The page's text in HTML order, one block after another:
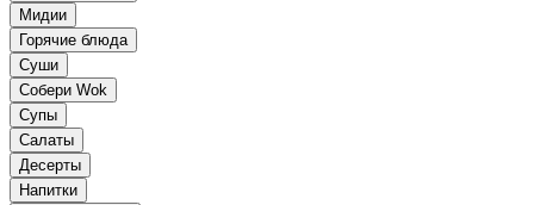
Мидии
Горячие блюда
Суши
Собери Wok
Супы
Салаты
Десерты
Напитки